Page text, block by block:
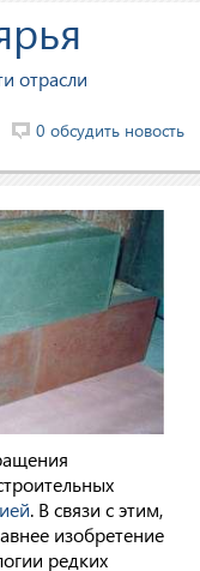
отрасли
0 обсудить новость
. В связи с этим,
изобретение
редких